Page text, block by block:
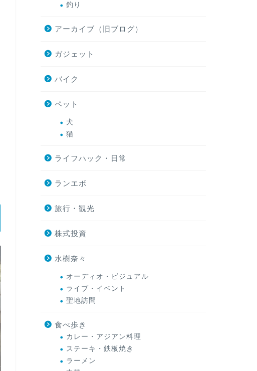
釣り
アーカイブ（旧ブログ）
ガジェット
バイク
ペット
犬
猫
ライフハック・日常
ランエボ
旅行・観光
株式投資
水樹奈々
オーディオ・ビジュアル
ライブ・イベント
聖地訪問
食べ歩き
カレー・アジアン料理
ステーキ・鉄板焼き
ラーメン